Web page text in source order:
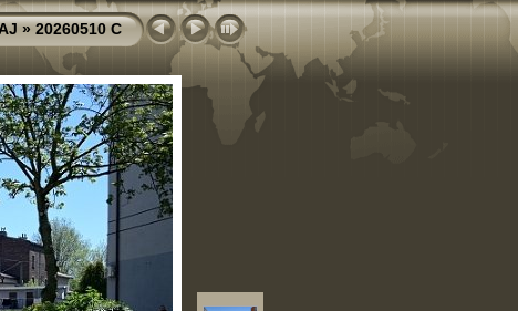
»20260510 C